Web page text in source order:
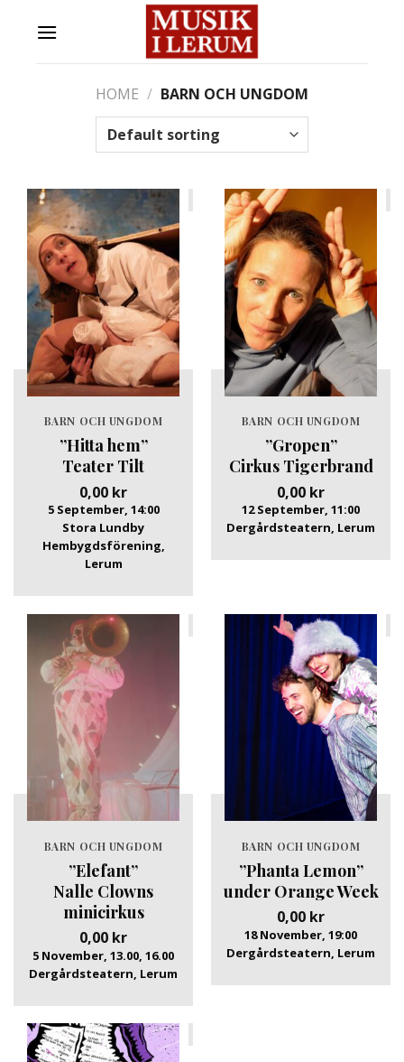
HOME / BARN OCH UNGDOM
BARN OCH UNGDOM
”Hitta hem”
Teater Tilt
0,00 kr
5 September, 14:00
Stora Lundby
Hembygdsförening,
Lerum
BARN OCH UNGDOM
”Gropen”
Cirkus Tigerbrand
0,00 kr
12 September, 11:00
Dergårdsteatern, Lerum
BARN OCH UNGDOM
”Elefant”
Nalle Clowns
minicirkus
0,00 kr
5 November, 13.00, 16.00
Dergårdsteatern, Lerum
BARN OCH UNGDOM
”Phanta Lemon”
under Orange Week
0,00 kr
18 November, 19:00
Dergårdsteatern, Lerum